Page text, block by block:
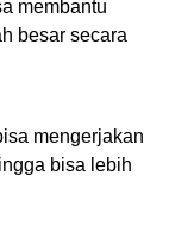
membantu
besar secara
mengerjakan
bisa lebih